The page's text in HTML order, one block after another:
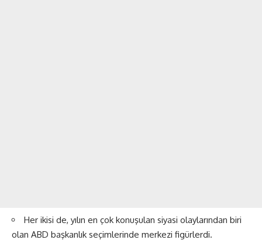
Her ikisi de, yılın en çok konuşulan siyasi olaylarından biri
olan ABD başkanlık seçimlerinde merkezi figürlerdi​​.